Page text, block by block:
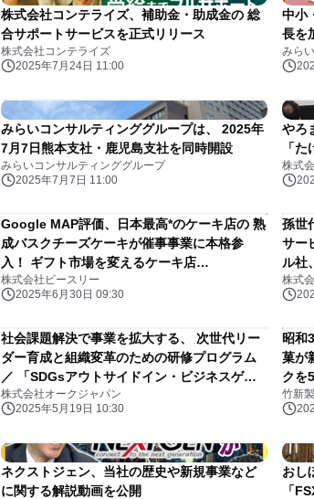
株式会社コンテライズ、補助金・助成金の 総
合サポートサービスを正式リリース
株式会社コンテライズ
2025年7月24日 11:00
中小
長を
みら
みらいコンサルティンググループは、 2025年
7月7日熊本支社・鹿児島支社を同時開設
みらいコンサルティンググループ
2025年7月7日 11:00
やろ
「
株式
Google MAP評価、日本最高*のケーキ店の 熟
成バスクチーズケーキが催事事業に本格参
入！ ギフト市場を変えるケーキ店
「CACIORI」 【7月3日より、池袋東武にて販
売開始！】
株式会社ビースリー
2025年6月30日 09:30
孫世
サー
ル社
学生
株式
社会課題解決で事業を拡大する、 次世代リー
ダー育成と組織変革のための研修プログラム
／ 「SDGsアウトサイドイン・ビジネスゲー
ム」 養成講座・企業研修の提供を開始
株式会社オークジャパン
2025年5月19日 10:30
昭和
菓が
クを
竹新
ネクストジェン、当社の歴史や新規事業など
に関する解説動画を公開
おし
「